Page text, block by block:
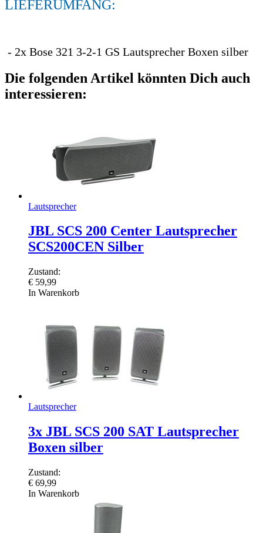
LIEFERUMFANG:
- 2x Bose 321 3-2-1 GS Lautsprecher Boxen silber
Die folgenden Artikel könnten Dich auch
interessieren:
Lautsprecher
JBL SCS 200 Center Lautsprecher
SCS200CEN Silber
Zustand:
€ 59,99
In Warenkorb
Lautsprecher
3x JBL SCS 200 SAT Lautsprecher
Boxen silber
Zustand:
€ 69,99
In Warenkorb